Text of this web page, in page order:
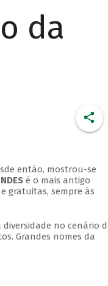
da
então, mostrou-se
é o mais antigo
gratuitas, sempre às
no cenário
Grandes nomes da